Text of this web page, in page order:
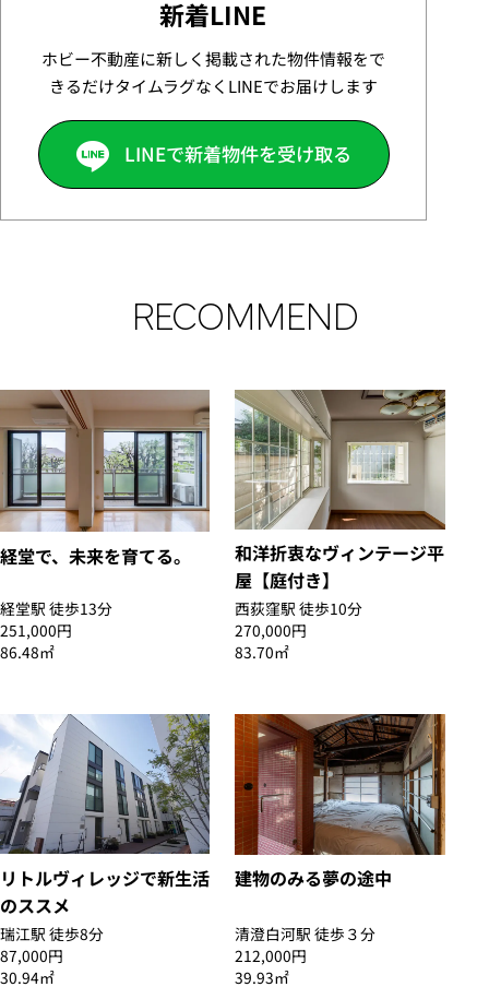
新着LINE
ホビー不動産に新しく掲載された物件情報をで
きるだけタイムラグなくLINEでお届けします
LINEで新着物件を受け取る
RECOMMEND
経堂で、未来を育てる。
経堂駅 徒歩13分
251,000円
86.48㎡
和洋折衷なヴィンテージ平
屋【庭付き】
西荻窪駅 徒歩10分
270,000円
83.70㎡
リトルヴィレッジで新生活
のススメ
瑞江駅 徒歩8分
87,000円
30.94㎡
建物のみる夢の途中
清澄白河駅 徒歩３分
212,000円
39.93㎡